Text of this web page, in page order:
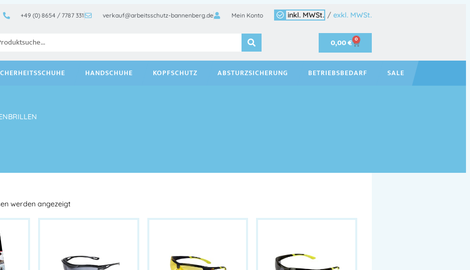
+49 (0) 8654 / 7787 331 verkauf@arbeitsschutz-bannenberg.de Mein Konto inkl. MWSt. / exkl. MWSt.
0,00€ 0
HANDSCHUHE KOPFSCHUTZ ABSTURZSICHERUNG BETRIEBSBEDARF SALE
werden angezeigt